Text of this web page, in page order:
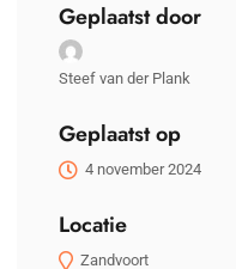
Geplaatst door
Steef van der Plank
Geplaatst op
4 november 2024
Locatie
Zandvoort